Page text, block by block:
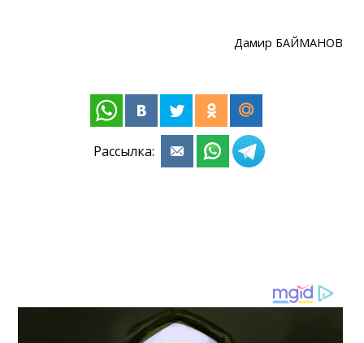
Дамир БАЙМАНОВ
Рассылка: